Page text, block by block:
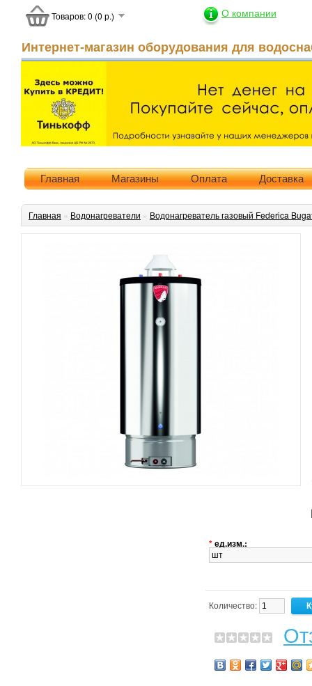
О компании
Интернет-магазин оборудования для
Товаров: 0 (0 р.)
Главная Магазины Оплата Доставка
Главная » Водонагреватели » Водонагреватель газовый Federica
*ед.изм.:
Количество: